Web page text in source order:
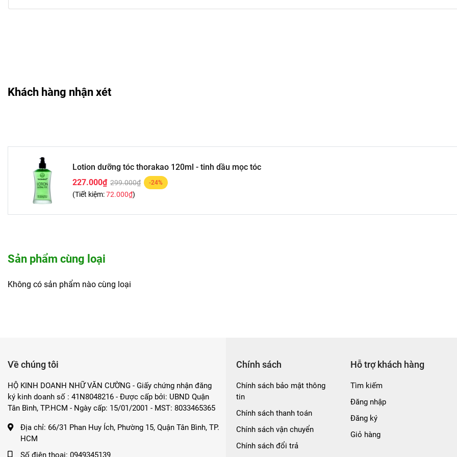
Khách hàng nhận xét
Lotion dưỡng tóc thorakao 120ml - tinh dầu mọc tóc
227.000₫ 299.000₫ -24%
(Tiết kiệm:72.000₫)
Sản phẩm cùng loại
Không có sản phẩm nào cùng loại
Về chúng tôi
HỘ KINH DOANH NHỮ VĂN CƯỜNG - Giấy chứng nhận đăng
ký kinh doanh số : 41N8048216 - Được cấp bởi: UBND Quận
Tân Bình, TP.HCM - Ngày cấp: 15/01/2001 - MST: 8033465365
Địa chỉ: 66/31 Phan Huy Ích, Phường 15, Quận Tân Bình, TP.
HCM
Số điện thoại: 0949345139
Chính sách
Chính sách bảo mật thông
tin
Chính sách thanh toán
Chính sách vận chuyển
Chính sách đổi trả
Hỗ trợ khách hàng
Tìm kiếm
Đăng nhập
Đăng ký
Giỏ hàng